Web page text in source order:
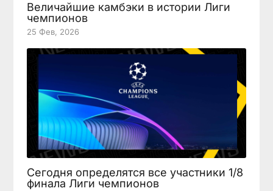
Величайшие камбэки в истории Лиги
чемпионов
25 Фев, 2026
Сегодня определятся все участники 1/8
финала Лиги чемпионов